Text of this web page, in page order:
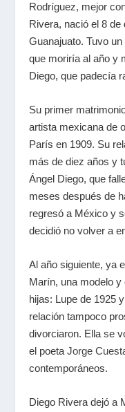
Rodríguez, mejor
Rivera, nació el 8
Guanajuato. Tuvo
que moriría al año y
Diego, que padecía
Su primer
artista mexicana de
París en 1909. Su
más de diez años y
Ángel Diego, que
meses después de
regresó a México y
decidió no volver a
Al año siguiente, ya
Marín, una modelo
hijas: Lupe de 1925
relación tampoco
divorciaron. Ella se
el poetaJorge
contemporáneos.
Diego Rivera dejó a